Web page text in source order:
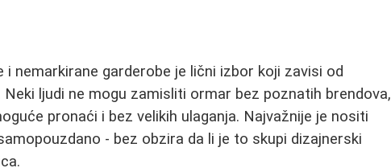
i nemarkirane garderobe je lični izbor koji zavisi od
ljudi ne mogu zamisliti ormar bez poznatih brendova,
pronaći i bez velikih ulaganja. Najvažnije je nositi
- bez obzira da li je to skupi dizajnerski